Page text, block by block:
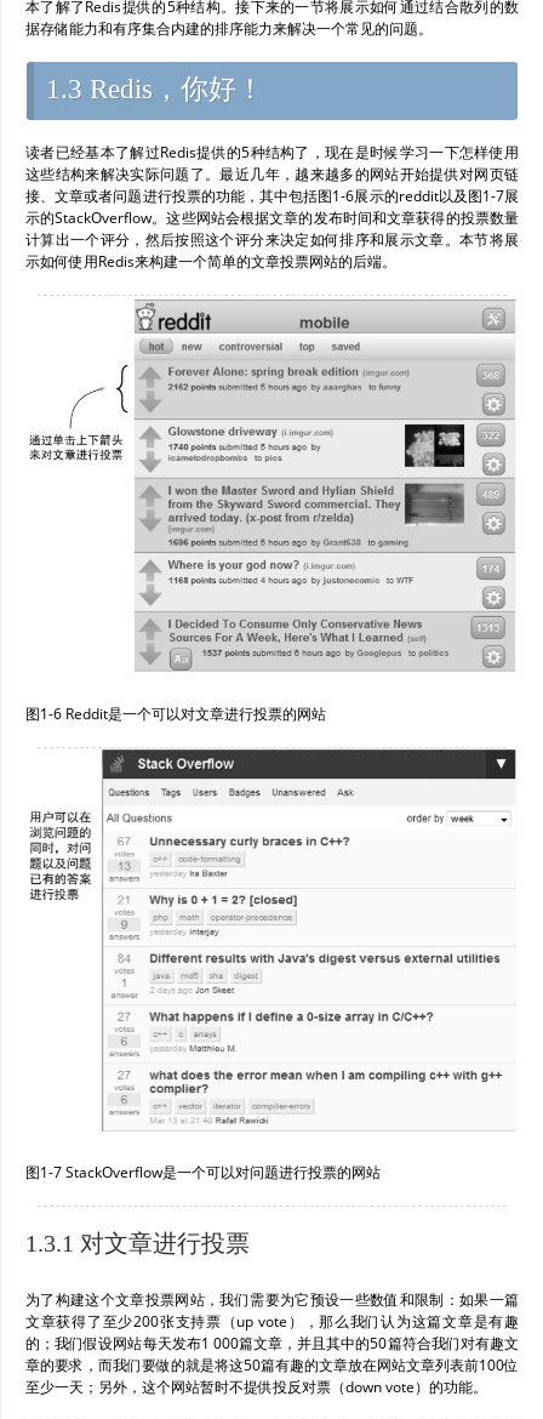
本了解了Redis提供的5种结构。接下来的一节将展示如何通过结合散列的数
据存储能力和有序集合内建的排序能力来解决一个常见的问题。
1.3 Redis，你好！
读者已经基本了解过Redis提供的5种结构了，现在是时候学习一下怎样使用
这些结构来解决实际问题了。最近几年，越来越多的网站开始提供对网页链
接、文章或者问题进行投票的功能，其中包括图1-6展示的reddit以及图1-7展
示的StackOverflow。这些网站会根据文章的发布时间和文章获得的投票数量
计算出一个评分，然后按照这个评分来决定如何排序和展示文章。本节将展
示如何使用Redis来构建一个简单的文章投票网站的后端。
图1-6 Reddit是一个可以对文章进行投票的网站
图1-7 StackOverflow是一个可以对问题进行投票的网站
1.3.1 对文章进行投票
为了构建这个文章投票网站，我们需要为它预设一些数值和限制：如果一篇
文章获得了至少200张支持票（up vote），那么我们认为这篇文章是有趣
的；我们假设网站每天发布1 000篇文章，并且其中的50篇符合我们对有趣文
章的要求，而我们要做的就是将这50篇有趣的文章放在网站文章列表前100位
至少一天；另外，这个网站暂时不提供投反对票（down vote）的功能。